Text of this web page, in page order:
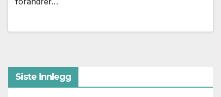
Siste Innlegg